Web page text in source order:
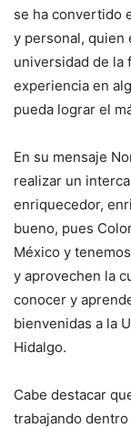
se ha convertido
y personal, quien
universidad de la
experiencia en
pueda lograr el
En su mensaje
realizar un
enriquecedor,
bueno, pues
México y
y aprovechen la
conocer y
bienvenidas a la
Hidalgo.
Cabe destacar
trabajando